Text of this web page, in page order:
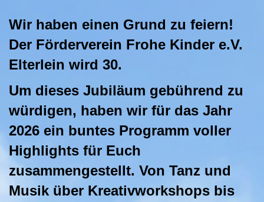
Wir haben einen Grund zu feiern!
Der Förderverein Frohe Kinder e.V.
Elterlein wird 30.
Um dieses Jubiläum gebührend zu
würdigen, haben wir für das Jahr
2026 ein buntes Programm voller
Highlights für Euch
zusammengestellt. Von Tanz und
Musik über Kreativworkshops bis